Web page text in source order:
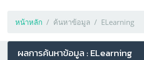
หน้าหลัก ค้นหาข้อมูล ELearning
ผลการค้นหาข้อมูล : ELearning